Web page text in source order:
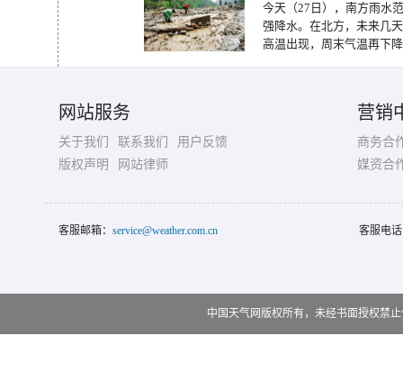
今天（27日），南方雨水
强降水。在北方，未来几
高温出现，周末气温再下
网站服务
关于我们 联系我们
用户反馈
版权声明
网站律师
营销
商务合
媒资合
客服邮箱： service@weather.com.cn 客服电
中国天气网版权所有，未经书面授权